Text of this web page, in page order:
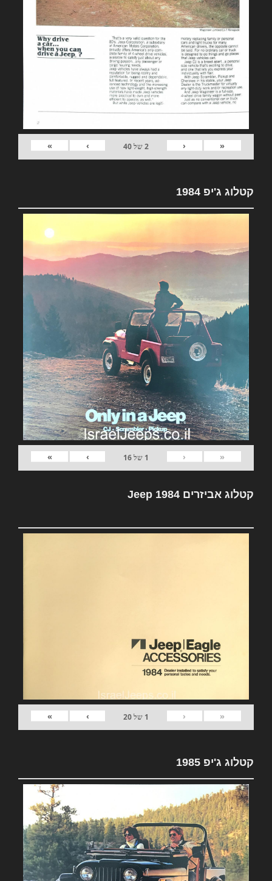
«
‹
2של40
›
»
קטלוג ג'יפ 1984
«
‹
1 של16
›
»
קטלוג אביזרים Jeep 1984
«
‹
1 של20
›
»
קטלוג ג'יפ 1985